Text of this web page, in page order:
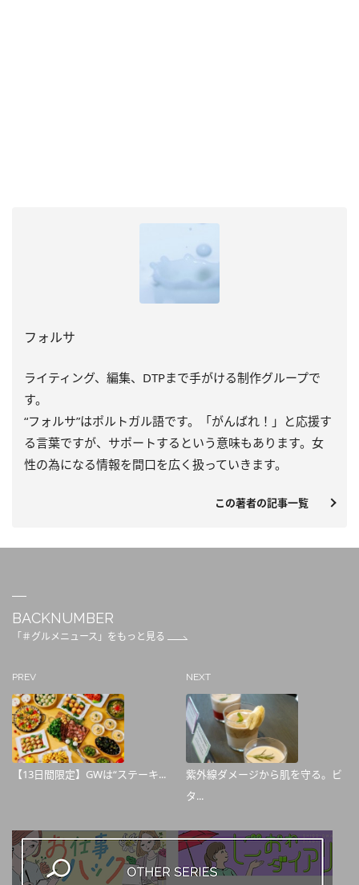
フォルサ
ライティング、編集、DTPまで手がける制作グループで
す。
“フォルサ”はポルトガル語です。「がんばれ！」と応援す
る言葉ですが、サポートするという意味もあります。女
性の為になる情報を間口を広く扱っていきます。
この著者の記事一覧
BACKNUMBER
「＃グルメニュース」をもっと見る
PREV
【13日間限定】GWは“ステーキ...
NEXT
紫外線ダメージから肌を守る。ビ
タ...